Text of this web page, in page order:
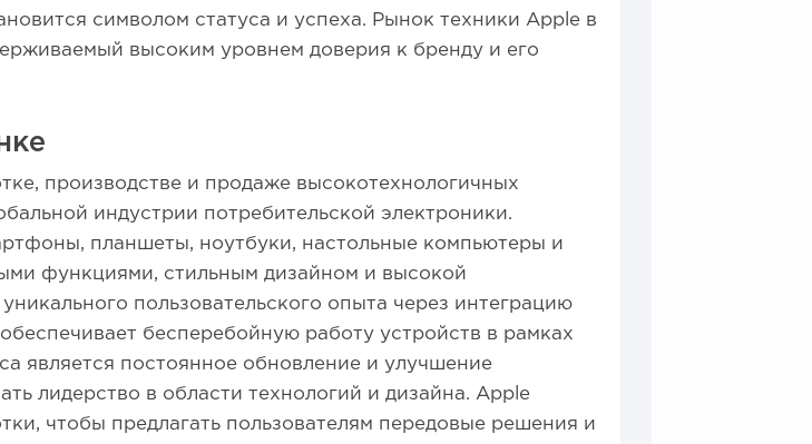
символом статуса и успеха. Рынок техники Apple в
высоким уровнем доверия к бренду и его
производстве и продаже высокотехнологичных
индустрии потребительской электроники.
планшеты, ноутбуки, настольные компьютеры и
функциями, стильным дизайном и высокой
пользовательского опыта через интеграцию
бесперебойную работу устройств в рамках
является постоянное обновление и улучшение
лидерство в области технологий и дизайна. Apple
чтобы предлагать пользователям передовые решения и